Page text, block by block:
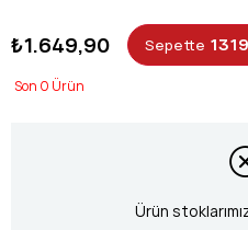
₺1.649,90 Sepette
0
Ürün